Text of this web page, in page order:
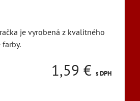
je vyrobená z kvalitného
1,59 € s DPH